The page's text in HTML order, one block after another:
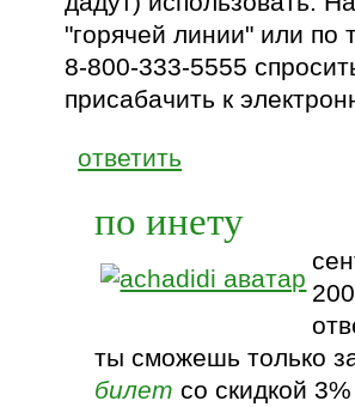
"горячей линии" или по
8-800-333-5555
присабачить к
ответить
по инету
ты сможешь только
билет со скидкой 3%